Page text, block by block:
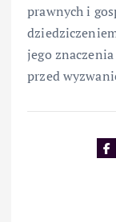
prawnych i
jego
przed